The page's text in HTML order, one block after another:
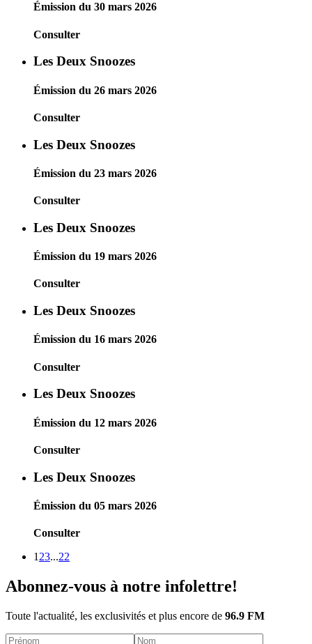
Émission du 30 mars 2026
Consulter
Les Deux Snoozes
Émission du 26 mars 2026
Consulter
Les Deux Snoozes
Émission du 23 mars 2026
Consulter
Les Deux Snoozes
Émission du 19 mars 2026
Consulter
Les Deux Snoozes
Émission du 16 mars 2026
Consulter
Les Deux Snoozes
Émission du 12 mars 2026
Consulter
Les Deux Snoozes
Émission du 05 mars 2026
Consulter
1 23...22
Abonnez-vous à notre infolettre!
Toute l'actualité, les exclusivités et plus encore de 96.9 FM